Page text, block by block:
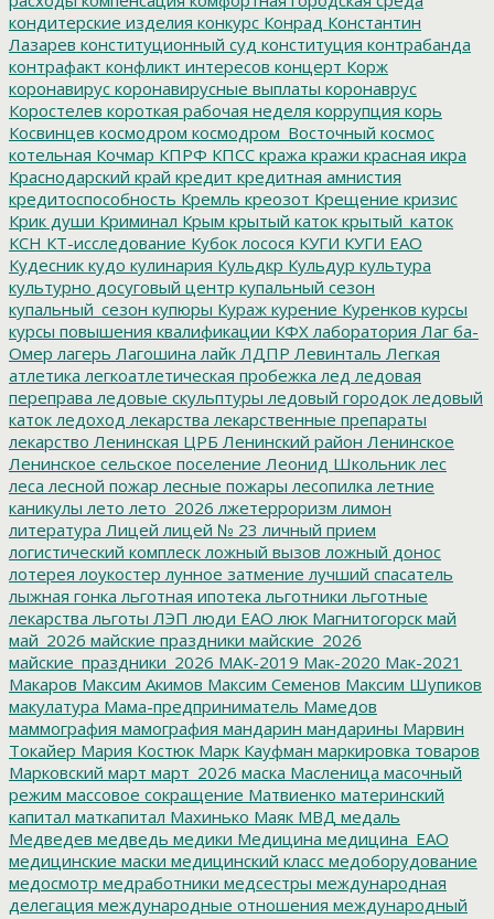
кондитерские изделия конкурс Конрад Константин
Лазарев конституционный суд конституция контрабанда
контрафакт конфликт интересов концерт Корж
коронавирус коронавирусные выплаты коронаврус
Коростелев короткая рабочая неделя коррупция корь
Косвинцев космодром космодром_Восточный космос
котельная Кочмар КПРФ КПСС кража кражи красная икра
Краснодарский край кредит кредитная амнистия
кредитоспособность Кремль креозот Крещение кризис
Крик души Криминал Крым крытый каток крытый_каток
КСН КТ-исследование Кубок лосося КУГИ КУГИ ЕАО
Кудесник кудо кулинария Кульдкр Кульдур культура
культурно досуговый центр купальный сезон
купальный_сезон купюры Кураж курение Куренков курсы
курсы повышения квалификации КФХ лаборатория Лаг ба-
Омер лагерь Лагошина лайк ЛДПР Левинталь Легкая
атлетика легкоатлетическая пробежка лед ледовая
переправа ледовые скульптуры ледовый городок ледовый
каток ледоход лекарства лекарственные препараты
лекарство Ленинская ЦРБ Ленинский район Ленинское
Ленинское сельское поселение Леонид Школьник лес
леса лесной пожар лесные пожары лесопилка летние
каникулы лето лето_2026 лжетерроризм лимон
литература Лицей лицей № 23 личный прием
логистический комплеск ложный вызов ложный донос
лотерея лоукостер лунное затмение лучший спасатель
лыжная гонка льготная ипотека льготники льготные
лекарства льготы ЛЭП люди ЕАО люк Магнитогорск май
май_2026 майские праздники майские_2026
майские_праздники_2026 МАК-2019 Мак-2020 Мак-2021
Макаров Максим Акимов Максим Семенов Максим Шупиков
макулатура Мама-предприниматель Мамедов
маммография мамография мандарин мандарины Марвин
Токайер Мария Костюк Марк Кауфман маркировка товаров
Марковский март март_2026 маска Масленица масочный
режим массовое сокращение Матвиенко материнский
капитал маткапитал Махинько Маяк МВД медаль
Медведев медведь медики Медицина медицина_ЕАО
медицинские маски медицинский класс медоборудование
медосмотр медработники медсестры международная
делегация международные отношения международный